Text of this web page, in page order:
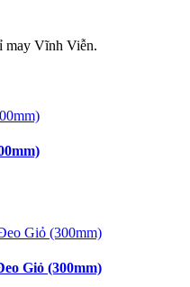
may Vĩnh Viễn.
Giỏ (300mm)